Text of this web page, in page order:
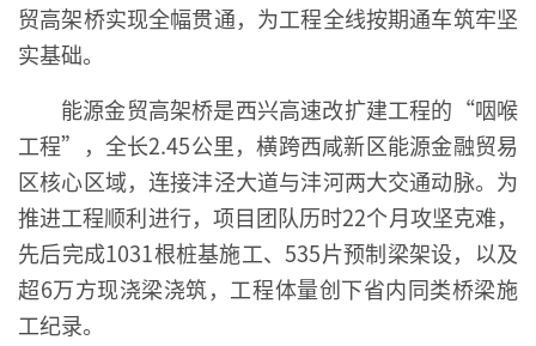
贸高架桥实现全幅贯通，为工程全线按期通车筑牢坚
实基础。
能源金贸高架桥是西兴高速改扩建工程的“咽喉
工程”，全长2.45公里，横跨西咸新区能源金融贸易
区核心区域，连接沣泾大道与沣河两大交通动脉。为
推进工程顺利进行，项目团队历时22个月攻坚克难，
先后完成1031根桩基施工、535片预制梁架设，以及
超6万方现浇梁浇筑，工程体量创下省内同类桥梁施
工纪录。